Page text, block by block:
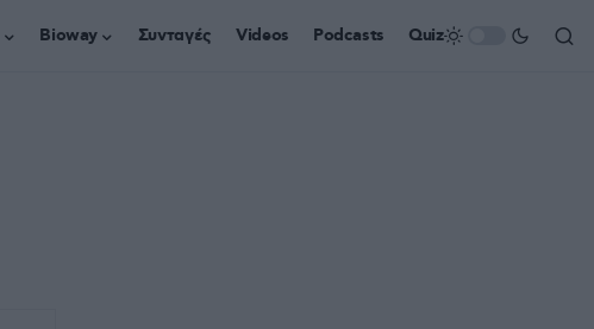
Bioway Συνταγές Videos Podcasts Quiz